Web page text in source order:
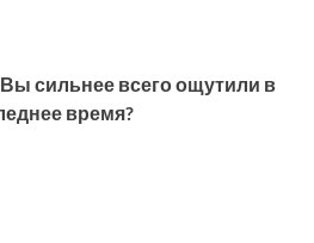
сильнее всего ощутили в
время?